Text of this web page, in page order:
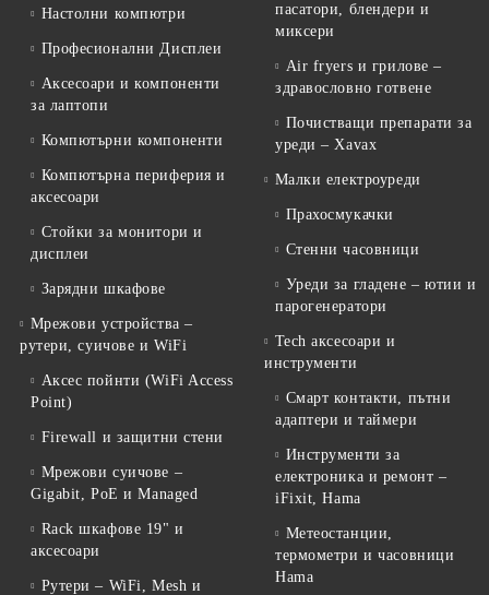
Настолни компютри
Професионални Дисплеи
Аксесоари и компоненти
за лаптопи
Компютърни компоненти
Компютърна периферия и
аксесоари
Стойки за монитори и
дисплеи
Зарядни шкафове
Мрежови устройства –
рутери, суичове и WiFi
Аксес пойнти (WiFi Access
Point)
Firewall и защитни стени
Мрежови суичове –
Gigabit, PoE и Managed
Rack шкафове 19" и
аксесоари
Рутери – WiFi, Mesh и
пасатори, блендери и
миксери
Air fryers и грилове –
здравословно готвене
Почистващи препарати за
уреди – Xavax
Малки електроуреди
Прахосмукачки
Стенни часовници
Уреди за гладене – ютии и
парогенератори
Tech аксесоари и
инструменти
Смарт контакти, пътни
адаптери и таймери
Инструменти за
електроника и ремонт –
iFixit, Hama
Метеостанции,
термометри и часовници
Hama